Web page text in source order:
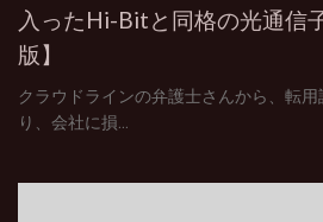
入ったHi-Bitと同格の光通信
版】
クラウドラインの弁護士さんから、転
り、会社に損...